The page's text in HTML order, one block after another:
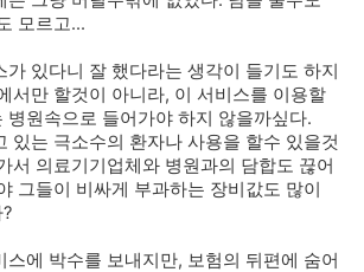
모르고...
가 있다니 잘 했다라는 생각이 들기도 하지
서만 할것이 아니라, 이 서비스를 이용할
병원속으로 들어가야 하지 않을까싶다.
있는 극소수의 환자나 사용을 할수 있을것
서 의료기기업체와 병원과의 담합도 끊어
그들이 비싸게 부과하는 장비값도 많이
스에 박수를 보내지만, 보험의 뒤편에 숨어